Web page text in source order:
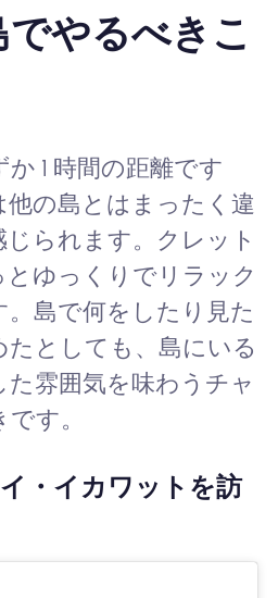
やるべきこ
1 時間の距離です
の島とはまったく違
られます。クレット
ゆっくりでリラック
島で何をしたり見た
たとしても、島にいる
雰囲気を味わうチャ
す。
・イカワットを訪